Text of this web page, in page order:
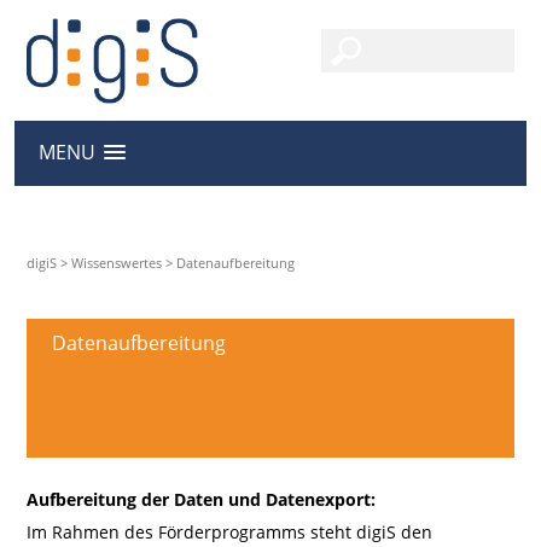
MENU
digiS >Wissenswertes > Datenaufbereitung
Datenaufbereitung
Aufbereitung der Daten und Datenexport:
Im Rahmen des Förderprogramms steht digiS den